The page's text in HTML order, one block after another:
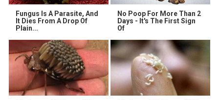
Fungus Is A Parasite, And
It Dies From A Drop Of
Plain...
No Poop For More Than 2
Days - It's The First Sign
Of